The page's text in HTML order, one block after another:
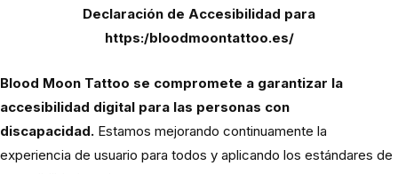
Declaración de Accesibilidad para
https:/bloodmoontattoo.es/
Blood Moon Tattoo se compromete a garantizar la
accesibilidad digital para las personas con
discapacidad. Estamos mejorando continuamente la
experiencia de usuario para todos y aplicando los estándares de